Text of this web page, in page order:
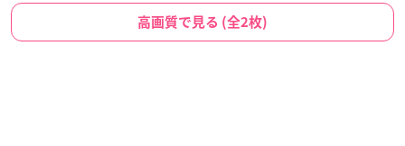
高画質で見る (全2枚)